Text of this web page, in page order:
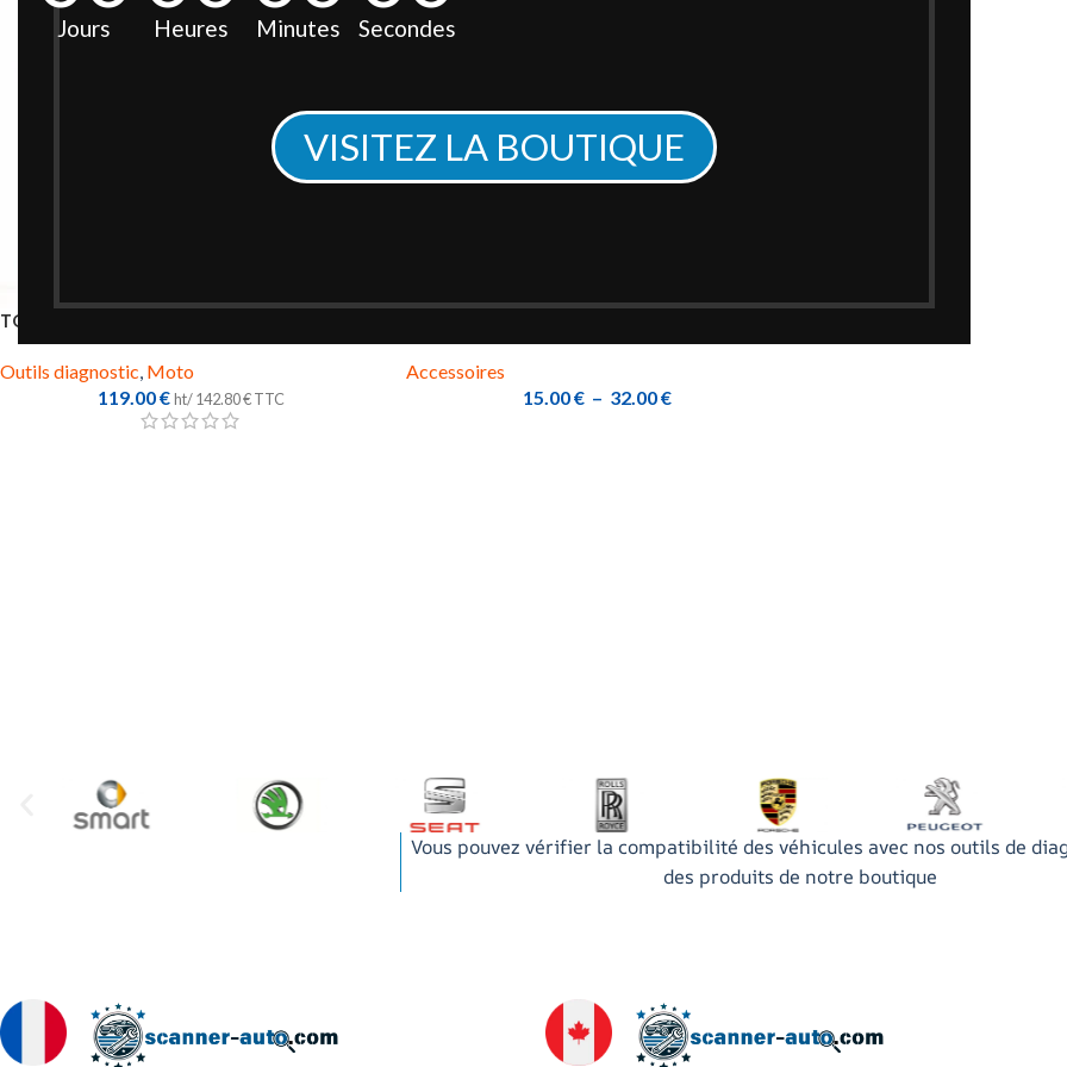
Jours Heures Minutes Secondes
VISITEZ LA BOUTIQUE
TOPSCAN MOTO
Outils diagnostic, Moto
119.00€ht/142.80€TTC
Accessoires
15.00€ – 32.00€
Vous pouvez vérifier la compatibilité des véhicules avec nos outils de
des produits de notre boutique